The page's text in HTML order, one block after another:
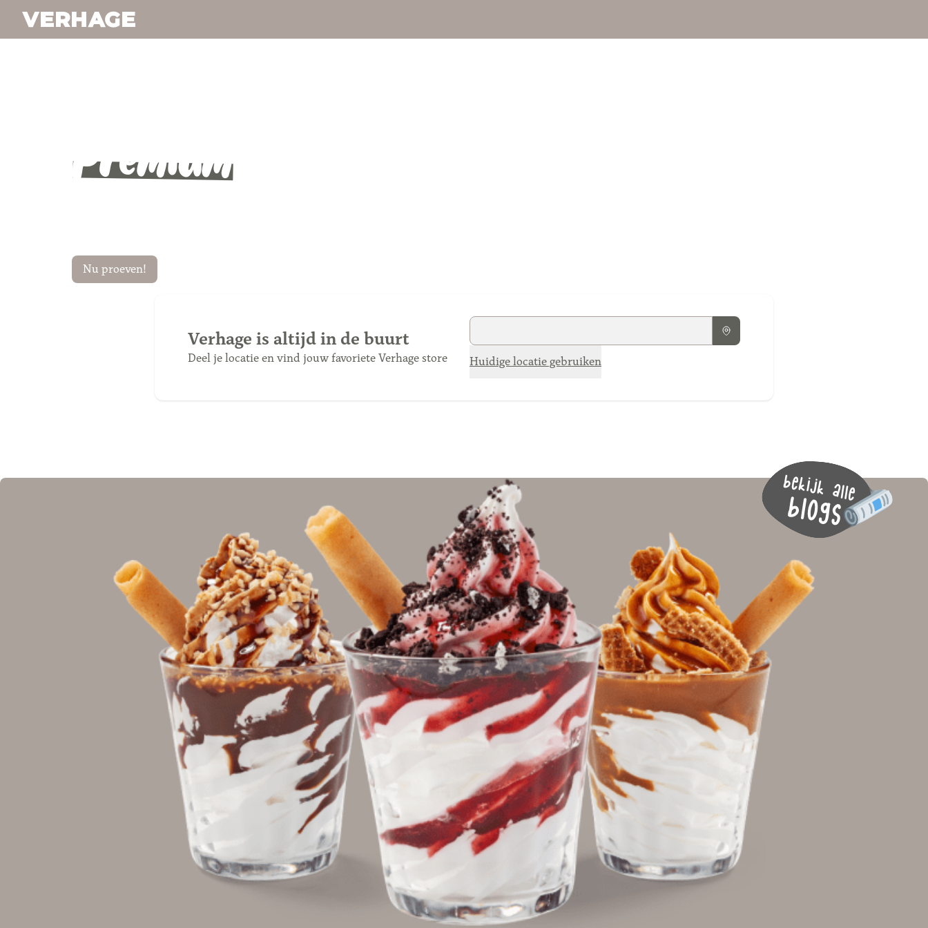
PremiumVerhage
Burgers
Nu proeven!
Verhage is altijd in de buurt
Deel je locatie en vind jouw favoriete Verhage store Huidige locatie gebruiken